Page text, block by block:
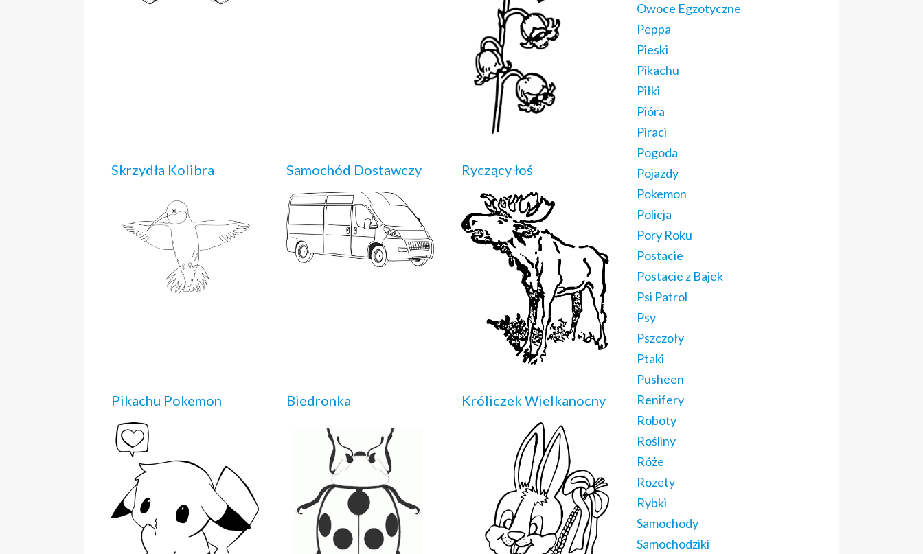
Skrzydła Kolibra Samochód Dostawczy Ryczący łoś
Pikachu Pokemon Biedronka Króliczek Wielkanocny
Owoce Egzotyczne
Peppa
Pieski
Pikachu
Piłki
Pióra
Piraci
Pogoda
Pojazdy
Pokemon
Policja
Pory Roku
Postacie
Postacie z Bajek
Psi Patrol
Psy
Pszczoły
Ptaki
Pusheen
Renifery
Roboty
Rośliny
Róże
Rozety
Rybki
Samochody
Samochodziki